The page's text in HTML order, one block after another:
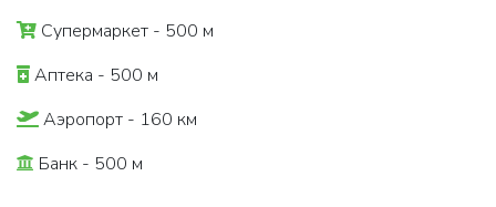
Супермаркет - 500 м
Аптека - 500 м
Аэропорт - 160 км
Банк - 500 м